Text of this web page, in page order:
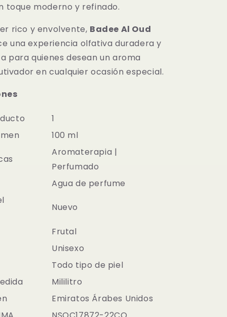
toque moderno y refinado.
rico y envolvente, Badee Al Oud
una experiencia olfativa duradera y
para quienes desean un aroma
en cualquier ocasión especial.
1
100 ml
Aromaterapia |
Perfumado
Agua de perfume
Nuevo
Frutal
Unisexo
Todo tipo de piel
Mililitro
Emiratos Árabes Unidos